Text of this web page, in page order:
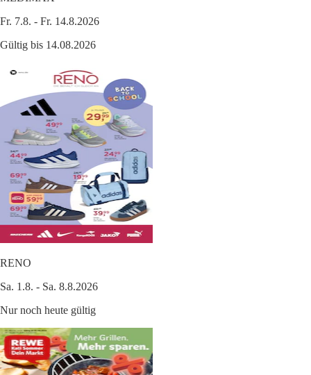
Fr. 7.8. - Fr. 14.8.2026
Gültig bis 14.08.2026
RENO
Sa. 1.8. - Sa. 8.8.2026
Nur noch heute gültig